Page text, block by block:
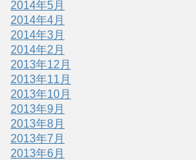
2014年5月
2014年4月
2014年3月
2014年2月
2013年12月
2013年11月
2013年10月
2013年9月
2013年8月
2013年7月
2013年6月